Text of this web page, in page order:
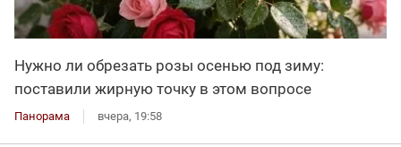
Нужно ли обрезать розы осенью под зиму:
поставили жирную точку в этом вопросе
Панорама вчера, 19:58